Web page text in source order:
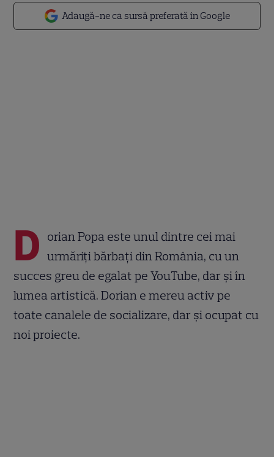
Adaugă-ne ca sursă preferată în Google
D orian Popa este unul dintre cei mai
urmăriți bărbați din România, cu un
succes greu de egalat pe YouTube, dar și în
lumea artistică. Dorian e mereu activ pe
toate canalele de socializare, dar și ocupat cu
noi proiecte.